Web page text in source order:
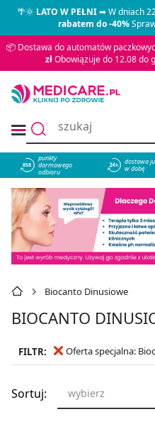
🌴🌞LATO W PEŁNI➡ W dniach
rabatem do -40%
📦 Dostawa do automatów
złObowiązuje do 12.08 do
858
punkty
darmowego
odbioru
dostawa
w dobę
Biocanto Dinusiowe
BIOCANTO
FILTR: Oferta specjalna:
Sortuj: wybierz